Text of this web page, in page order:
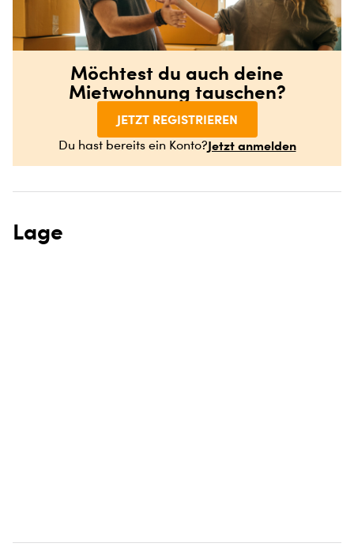
Möchtest du auch deine
Mietwohnung tauschen?
JETZT REGISTRIEREN
Du hast bereits ein Konto?Jetzt anmelden
Lage